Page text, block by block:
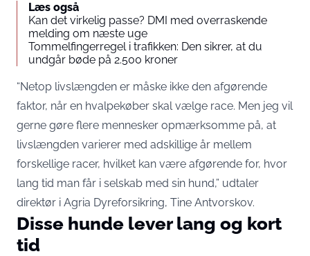
Læs også
Kan det virkelig passe? DMI med overraskende
melding om næste uge
Tommelfingerregel i trafikken: Den sikrer, at du
undgår bøde på 2.500 kroner
“Netop livslængden er måske ikke den afgørende
faktor, når en hvalpekøber skal vælge race. Men jeg vil
gerne gøre flere mennesker opmærksomme på, at
livslængden varierer med adskillige år mellem
forskellige racer, hvilket kan være afgørende for, hvor
lang tid man får i selskab med sin hund,” udtaler
direktør i Agria Dyreforsikring, Tine Antvorskov.
Disse hunde lever lang og kort
tid